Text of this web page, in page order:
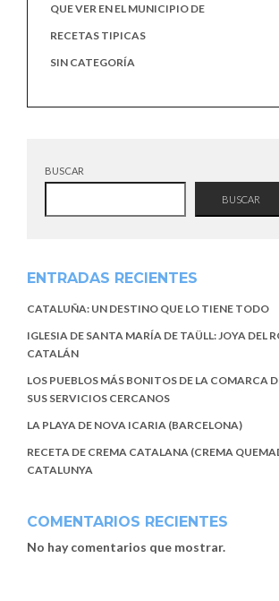
QUE VER EN EL MUNICIPIO DE
RECETAS TIPICAS
SIN CATEGORÍA
BUSCAR
BUSCAR
ENTRADAS RECIENTES
CATALUÑA: UN DESTINO QUE LO TIENE TODO
IGLESIA DE SANTA MARÍA DE TAÜLL: JOYA DEL
CATALÁN
LOS PUEBLOS MÁS BONITOS DE LA COMARCA
SUS SERVICIOS CERCANOS
LA PLAYA DE NOVA ICARIA (BARCELONA)
RECETA DE CREMA CATALANA (CREMA
CATALUNYA
COMENTARIOS RECIENTES
No hay comentarios que mostrar.